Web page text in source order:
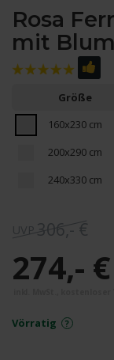
Rosa
mit
Größe
160x230 cm
200x290 cm
240x330 cm
306,- €
274,- €
Vörratig